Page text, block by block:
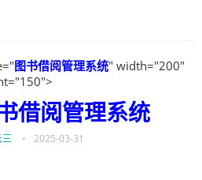
图书借阅管理系统" width="200"
借阅管理系统
三 • 2025-03-31